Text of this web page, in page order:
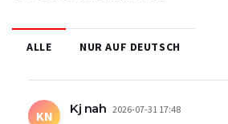
ALLE NUR AUF DEUTSCH
KN Kj nah 2026-07-31 17:48